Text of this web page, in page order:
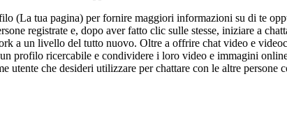
(La tua pagina) per fornire maggiori informazioni su di te
registrate e, dopo aver fatto clic sulle stesse, iniziare a
a un livello del tutto nuovo. Oltre a offrire chat video e
profilo ricercabile e condividere i loro video e immagini
che desideri utilizzare per chattare con le altre persone